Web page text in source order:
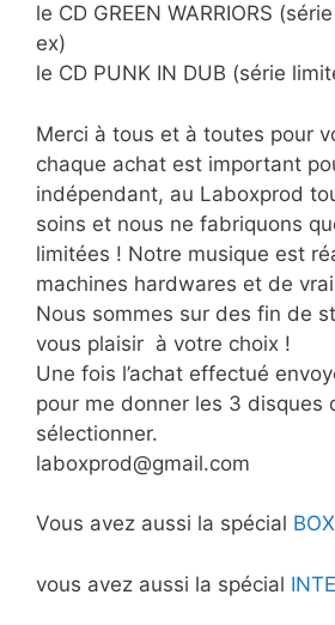
le CD GREEN WARRIORS
ex)
le CD PUNK IN DUB (série
Merci à tous et à toutes pour
chaque achat est important
indépendant, au Laboxprod
soins et nous ne fabriquons
limitées ! Notre musique est
machines hardwares et de
Nous sommes sur des fin de
vous plaisir à votre choix !
Une fois l’achat effectué
pour me donner les 3 disques
sélectionner.
laboxprod@gmail.com
Vous avez aussi la spécial
vous avez aussi la spécial